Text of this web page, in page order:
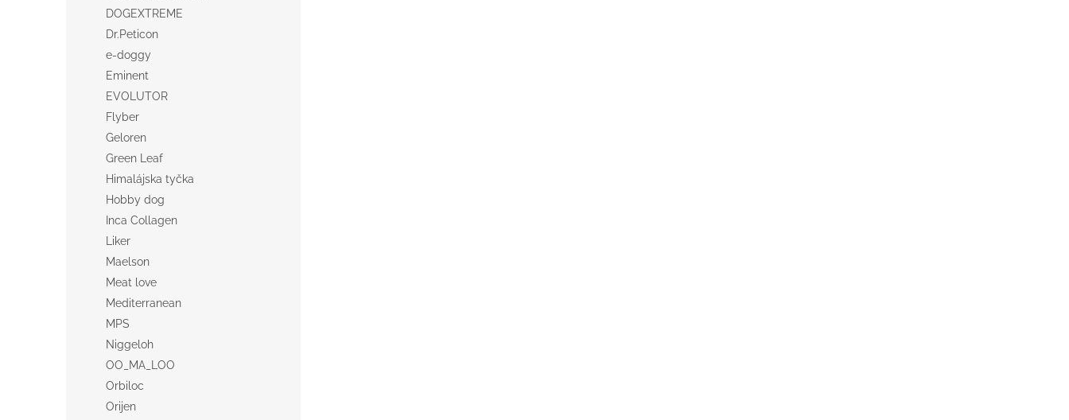
DOGEXTREME
Dr.Peticon
e-doggy
Eminent
EVOLUTOR
Flyber
Geloren
Green Leaf
Himalájska tyčka
Hobby dog
Inca Collagen
Liker
Maelson
Meat love
Mediterranean
MPS
Niggeloh
OO_MA_LOO
Orbiloc
Orijen